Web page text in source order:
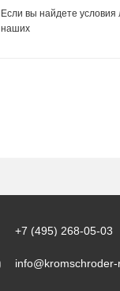
Если вы найдете условия
наших
+7 (495) 268-05-03
info@kromschroder-